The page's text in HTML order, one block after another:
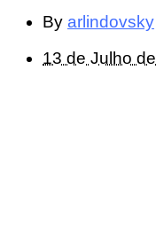
By arlindovsky
13 de Julho